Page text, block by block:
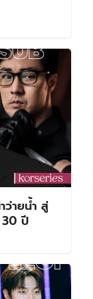
ว่ายน้ำ สู่
30 ปี